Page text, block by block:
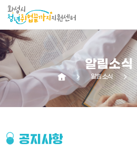
알림소식
arrow_forward_ios 알림소식 arrow_forward_ios
공지사항